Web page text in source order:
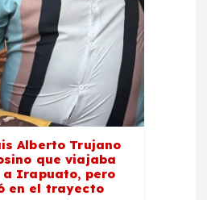
Alberto Trujano
que viajaba
a Irapuato, pero
en el trayecto